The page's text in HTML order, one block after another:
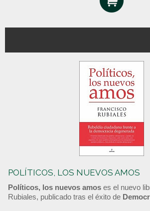
POLÍTICOS, LOS NUEVOS AMOS
Políticos, los nuevos amos es el nuevo
Rubiales, publicado tras el éxito de